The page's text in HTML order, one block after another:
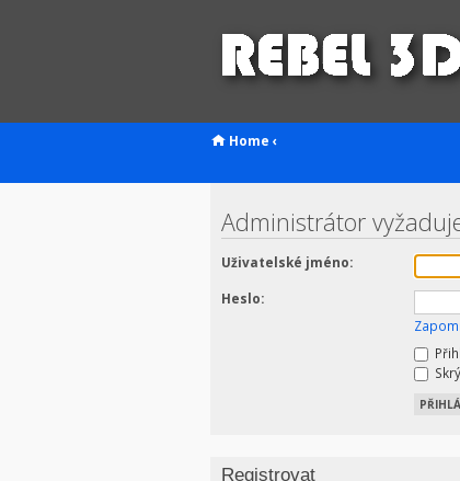
Home ‹
Administrátor
Uživatelské jméno:
Heslo:
Registrovat